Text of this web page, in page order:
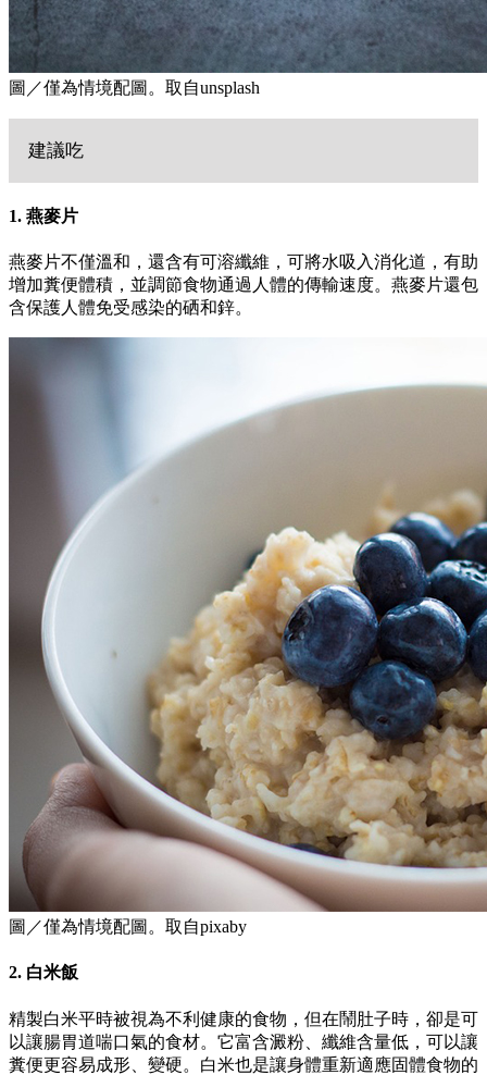
圖／僅為情境配圖。取自unsplash
建議吃
1. 燕麥片
燕麥片不僅溫和，還含有可溶纖維，可將水吸入消化道，有助
增加糞便體積，並調節食物通過人體的傳輸速度。燕麥片還包
含保護人體免受感染的硒和鋅。
圖／僅為情境配圖。取自pixaby
2. 白米飯
精製白米平時被視為不利健康的食物，但在鬧肚子時，卻是可
以讓腸胃道喘口氣的食材。它富含澱粉、纖維含量低，可以讓
糞便更容易成形、變硬。白米也是讓身體重新適應固體食物的